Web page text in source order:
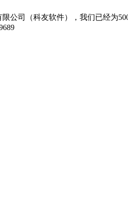
公司（科友软件），我们已经为